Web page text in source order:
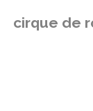
cirque de
et dans les